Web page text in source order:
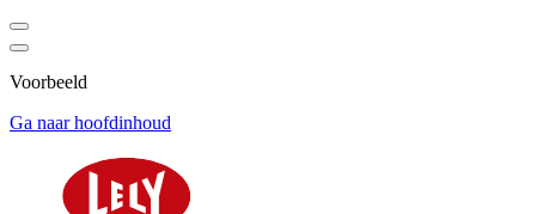
Voorbeeld
Ga naar hoofdinhoud